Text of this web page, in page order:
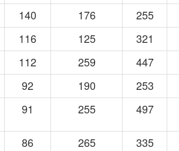
140 176 255
116 125 321
112 259 447
92 190 253
91 255 497
86 265 335